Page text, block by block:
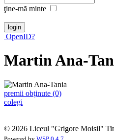
ţine-mã minte
OpenID?
Martin Ana-
premii obţinute (0)
colegi
© 2026 Liceul "Grigore Moisil"